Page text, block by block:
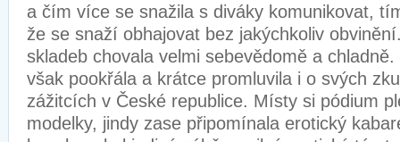
a čím více se snažila s diváky komunikovat,
že se snaží obhajovat bez jakýchkoliv
skladeb chovala velmi sebevědomě a
však pookřála a krátce promluvila i o svých
zážitcích v České republice. Místy si pódium
modelky, jindy zase připomínala erotický